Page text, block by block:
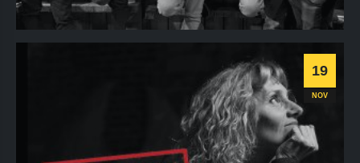
20nov 2021- 20h30
19
NOV